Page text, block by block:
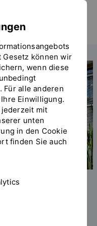
Gesetz können wir
wenn diese
alle anderen
Einwilligung.
mit
unten
in den Cookie
finden Sie auch